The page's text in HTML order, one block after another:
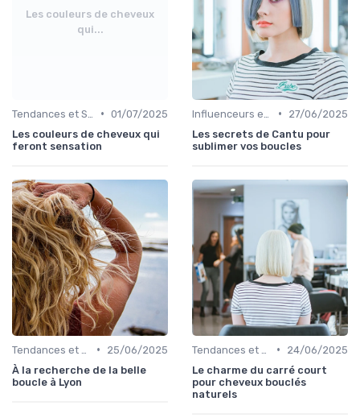
Les couleurs de cheveux
qui...
• 01/07/2025
Les couleurs de cheveux qui
feront sensation
•
27/06/2025
Les secrets de Cantu pour
sublimer vos boucles
•
25/06/2025
À la recherche de la belle
boucle à Lyon
•
24/06/2025
Le charme du carré court
pour cheveux bouclés
naturels